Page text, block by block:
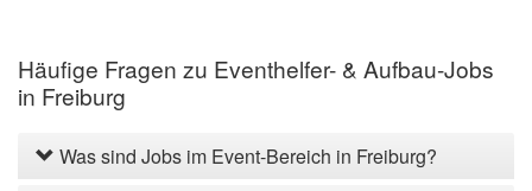
Häufige Fragen zu Eventhelfer- & Aufbau-Jobs
in Freiburg
Was sind Jobs im Event-Bereich in Freiburg?